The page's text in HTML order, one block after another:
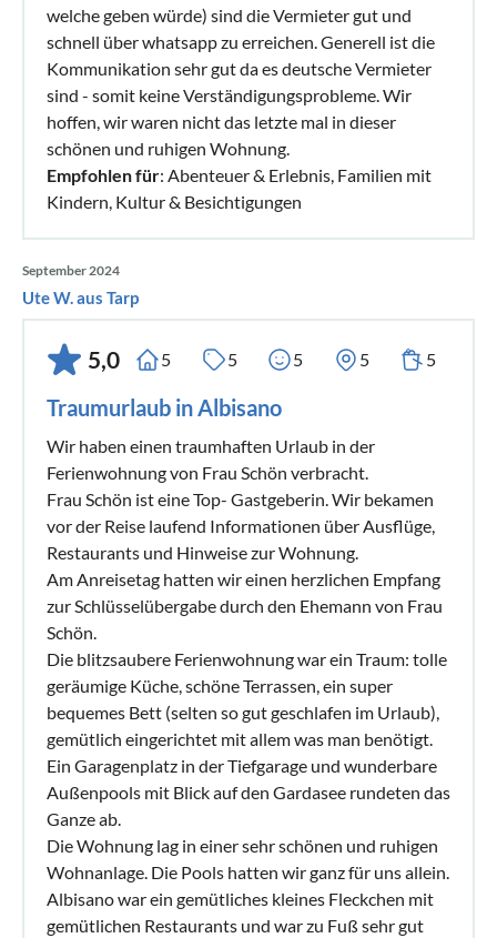
welche geben würde) sind die Vermieter gut und
schnell über whatsapp zu erreichen. Generell ist die
Kommunikation sehr gut da es deutsche Vermieter
sind - somit keine Verständigungsprobleme. Wir
hoffen, wir waren nicht das letzte mal in dieser
schönen und ruhigen Wohnung.
Empfohlen für: Abenteuer & Erlebnis, Familien mit
Kindern, Kultur & Besichtigungen
September 2024
Ute W. aus Tarp
5,0 5 5 5 5 5
Traumurlaub in Albisano
Wir haben einen traumhaften Urlaub in der
Ferienwohnung von Frau Schön verbracht.
Frau Schön ist eine Top- Gastgeberin. Wir bekamen
vor der Reise laufend Informationen über Ausflüge,
Restaurants und Hinweise zur Wohnung.
Am Anreisetag hatten wir einen herzlichen Empfang
zur Schlüsselübergabe durch den Ehemann von Frau
Schön.
Die blitzsaubere Ferienwohnung war ein Traum: tolle
geräumige Küche, schöne Terrassen, ein super
bequemes Bett (selten so gut geschlafen im Urlaub),
gemütlich eingerichtet mit allem was man benötigt.
Ein Garagenplatz in der Tiefgarage und wunderbare
Außenpools mit Blick auf den Gardasee rundeten das
Ganze ab.
Die Wohnung lag in einer sehr schönen und ruhigen
Wohnanlage. Die Pools hatten wir ganz für uns allein.
Albisano war ein gemütliches kleines Fleckchen mit
gemütlichen Restaurants und war zu Fuß sehr gut